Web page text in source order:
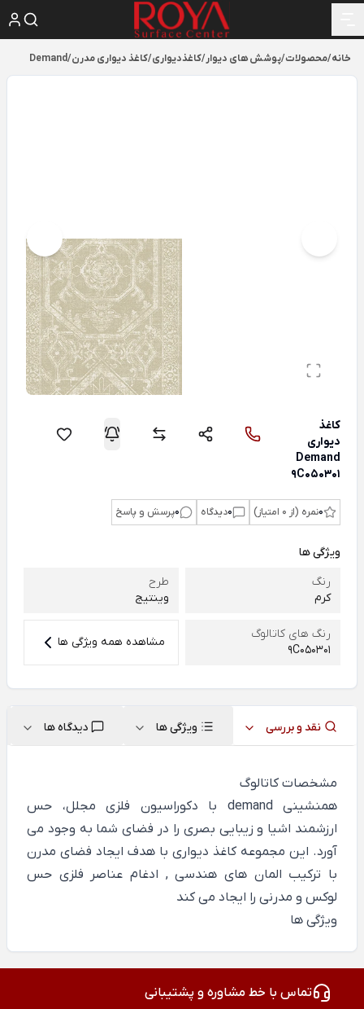
خانه/محصولات/پوشش های دیوار/کاغذدیواری/کاغذ دیواری مدرن/
Demand
کاغذ
دیواری
Demand
9C050301
0نمره (از 0 امتیاز) 0دیدگاه 0پرسش و پاسخ
ویژگی ها
رنگ
کرم
طرح
وینتیج
رنگ های کاتالوگ
9C050301
مشاهده همه ویژگی ها
نقد و بررسی ویژگی ها دیدگاه ها
مشخصات کاتالوگ
همنشینی demand با دکوراسیون فلزی مجلل، حس
ارزشمند اشیا و زیبایی بصری را در فضای شما به وجود می
آورد. این مجموعه کاغذ دیواری با هدف ایجاد فضای مدرن
با ترکیب المان های هندسی , ادغام عناصر فلزی حس
لوکس و مدرنی را ایجاد می کند
ویژگی ها
تماس با خط مشاوره و پشتیبانی